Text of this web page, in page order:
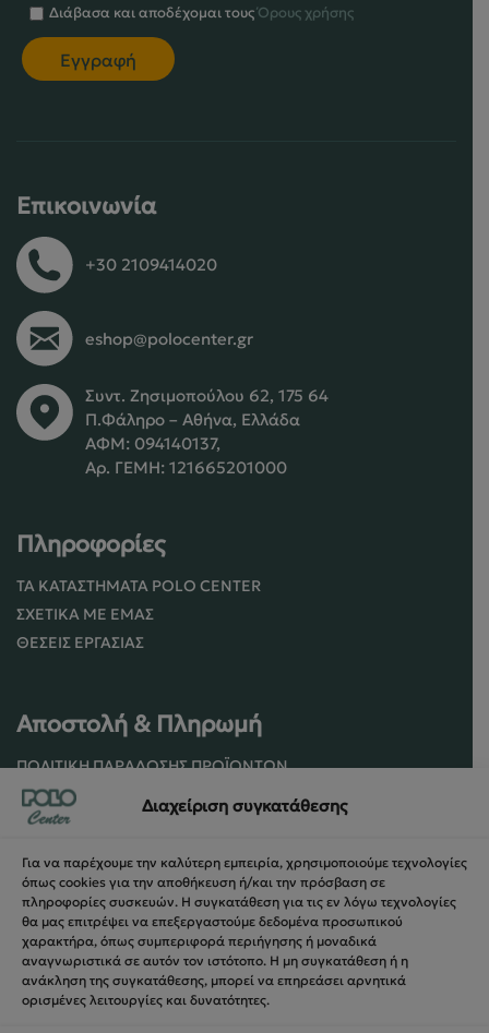
Διαχείριση συγκατάθεσης
Για να παρέχουμε την καλύτερη εμπειρία, χρησιμοποιούμε τεχνολογίες
όπως cookies για την αποθήκευση ή/και την πρόσβαση σε
πληροφορίες συσκευών. Η συγκατάθεση για τις εν λόγω τεχνολογίες
θα μας επιτρέψει να επεξεργαστούμε δεδομένα προσωπικού
χαρακτήρα, όπως συμπεριφορά περιήγησης ή μοναδικά
αναγνωριστικά σε αυτόν τον ιστότοπο. Η μη συγκατάθεση ή η
ανάκληση της συγκατάθεσης, μπορεί να επηρεάσει αρνητικά
ορισμένες λειτουργίες και δυνατότητες.
Διάβασα και αποδέχομαι τουςΌρους χρήσης
Επικοινωνία
+30 2109414020
eshop@polocenter.gr
Συντ. Ζησιμοπούλου 62, 175 64
Π.Φάληρο – Αθήνα, Ελλάδα
ΑΦΜ: 094140137,
Αρ. ΓΕΜΗ: 121665201000
Πληροφορίες
ΤΑ ΚΑΤΑΣΤΉΜΑΤΑ POLO CENTER
ΣΧΕΤΙΚΆ ΜΕ ΕΜΆΣ
ΘΈΣΕΙΣ ΕΡΓΑΣΊΑΣ
Αποστολή & Πληρωμή
ΠΟΛΙΤΙΚΉ ΠΑΡΆΔΟΣΗΣ ΠΡΟΪΌΝΤΩΝ
ΠΟΛΙΤΙΚΉ ΕΠΙΣΤΡΟΦΏΝ / ΑΚΥΡΏΣΕΩΝ
ΌΡΟΙ ΧΡΉΣΗΣ ΚΑΙ ΑΣΦΑΛΕΊΑΣ
ΦΌΡΜΑ ΥΠΑΝΑΧΏΡΗΣΗΣ